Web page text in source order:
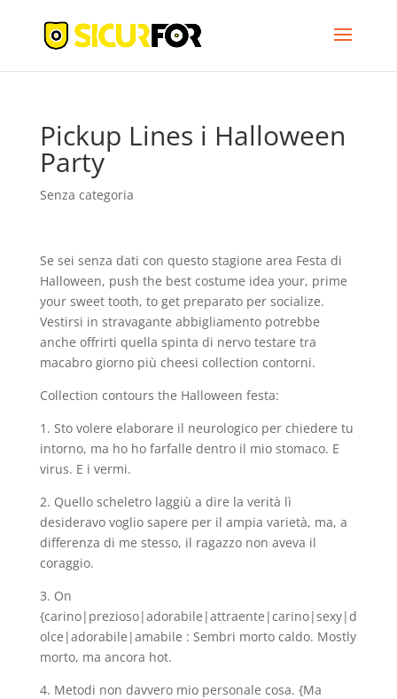
Pickup Lines i Halloween
Party
Senza categoria
Se sei senza dati con questo stagione area Festa di
Halloween, push the best costume idea your, prime
your sweet tooth, to get preparato per socialize.
Vestirsi in stravagante abbigliamento potrebbe
anche offrirti quella spinta di nervo testare tra
macabro giorno più cheesi collection contorni.
Collection contours the Halloween festa:
1. Sto volere elaborare il neurologico per chiedere tu
intorno, ma ho ho farfalle dentro il mio stomaco. E
virus. E i vermi.
2. Quello scheletro laggiù a dire la verità lì
desideravo voglio sapere per il ampia varietà, ma, a
differenza di me stesso, il ragazzo non aveva il
coraggio.
3. On
{carino|prezioso|adorabile|attraente|carino|sexy|d
olce|adorabile|amabile : Sembri morto caldo. Mostly
morto, ma ancora hot.
4. Metodi non davvero mio personale cosa. {Ma